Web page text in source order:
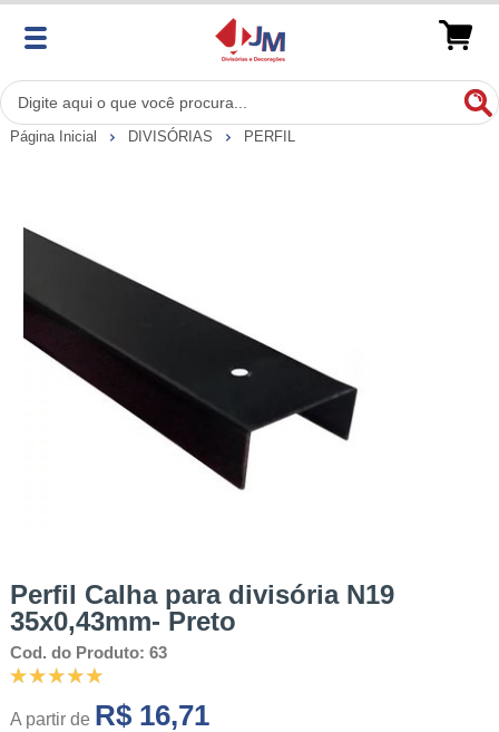
Página Inicial DIVISÓRIAS PERFIL
Perfil Calha para divisória N19
35x0,43mm- Preto
Cod. do Produto: 63
A partir de R$ 16,71